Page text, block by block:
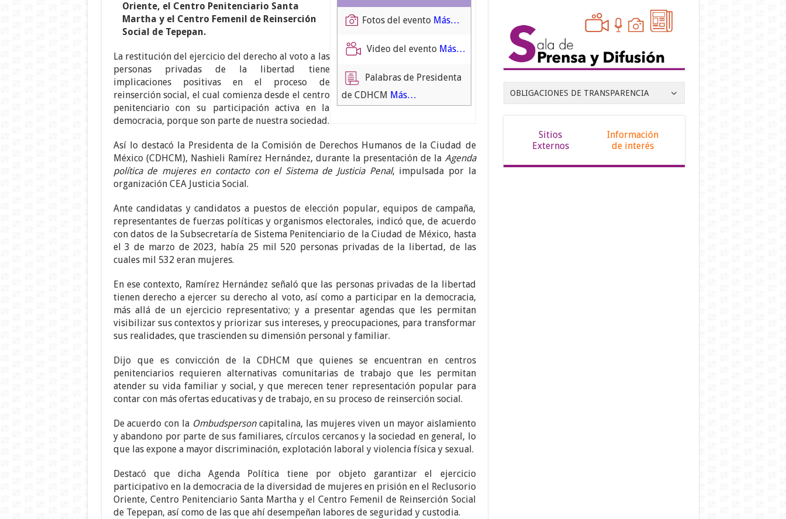
Fotos del evento Más…
Video del evento Más…
Palabras de Presidenta
de CDHCM Más…
Oriente, el Centro Penitenciario Santa
Martha y el Centro Femenil de Reinserción
Social de Tepepan.
La restitución del ejercicio del derecho al voto a las
personas privadas de la libertad tiene
implicaciones positivas en el proceso de
reinserción social, el cual comienza desde el centro
penitenciario con su participación activa en la
democracia, porque son parte de nuestra sociedad.
Así lo destacó la Presidenta de la Comisión de Derechos Humanos de la Ciudad de
México (CDHCM), Nashieli Ramírez Hernández, durante la presentación de la Agenda
política de mujeres en contacto con el Sistema de Justicia Penal, impulsada por la
organización CEA Justicia Social.
Ante candidatas y candidatos a puestos de elección popular, equipos de campaña,
representantes de fuerzas políticas y organismos electorales, indicó que, de acuerdo
con datos de la Subsecretaría de Sistema Penitenciario de la Ciudad de México, hasta
el 3 de marzo de 2023, había 25 mil 520 personas privadas de la libertad, de las
cuales mil 532 eran mujeres.
En ese contexto, Ramírez Hernández señaló que las personas privadas de la libertad
tienen derecho a ejercer su derecho al voto, así como a participar en la democracia,
más allá de un ejercicio representativo; y a presentar agendas que les permitan
visibilizar sus contextos y priorizar sus intereses, y preocupaciones, para transformar
sus realidades, que trascienden su dimensión personal y familiar.
Dijo que es convicción de la CDHCM que quienes se encuentran en centros
penitenciarios requieren alternativas comunitarias de trabajo que les permitan
atender su vida familiar y social, y que merecen tener representación popular para
contar con más ofertas educativas y de trabajo, en su proceso de reinserción social.
De acuerdo con la Ombudspersoncapitalina, las mujeres viven un mayor aislamiento
y abandono por parte de sus familiares, círculos cercanos y la sociedad en general, lo
que las expone a mayor discriminación, explotación laboral y violencia física y sexual.
Destacó que dicha Agenda Política tiene por objeto garantizar el ejercicio
participativo en la democracia de la diversidad de mujeres en prisión en el Reclusorio
Oriente, Centro Penitenciario Santa Martha y el Centro Femenil de Reinserción Social
de Tepepan, así como de las que ahí desempeñan labores de seguridad y custodia.
OBLIGACIONES DE TRANSPARENCIA
Sitios
Externos
Información
de interés